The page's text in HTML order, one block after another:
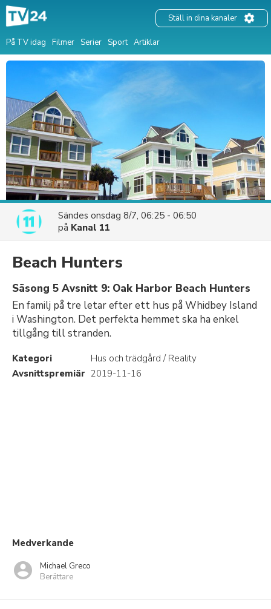
På TV idag Filmer Serier Sport Artiklar
Ställ in dina kanaler
Sändes onsdag 8/7, 06:25 - 06:50
på Kanal 11
Beach Hunters
Säsong 5 Avsnitt 9: Oak Harbor Beach Hunters
En familj på tre letar efter ett hus på Whidbey Island
i Washington. Det perfekta hemmet ska ha enkel
tillgång till stranden.
Kategori
Hus och trädgård / Reality
Avsnittspremiär 2019-11-16
Medverkande
Michael Greco
Berättare